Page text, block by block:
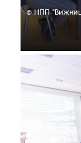
© НПП